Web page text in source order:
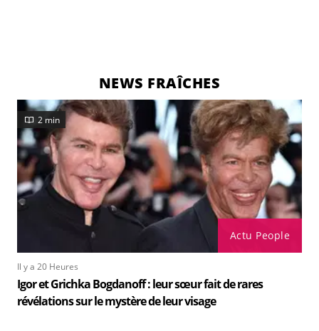
NEWS FRAÎCHES
Actu People
2 min
Il y a 20 Heures
Igor et Grichka Bogdanoff : leur sœur fait de rares
révélations sur le mystère de leur visage